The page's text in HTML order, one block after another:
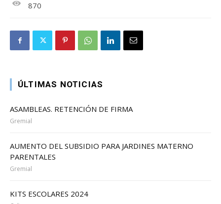
870
ÚLTIMAS NOTICIAS
ASAMBLEAS. RETENCIÓN DE FIRMA
Gremial
AUMENTO DEL SUBSIDIO PARA JARDINES MATERNO
PARENTALES
Gremial
KITS ESCOLARES 2024